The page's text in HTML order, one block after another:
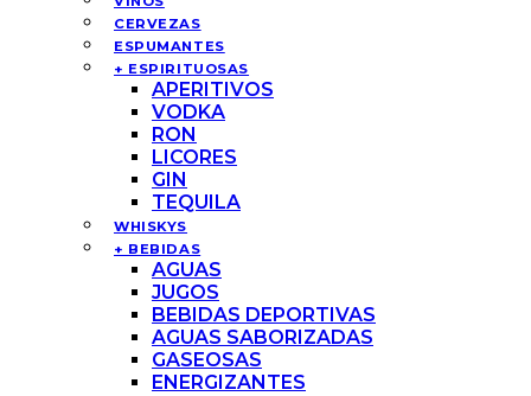
CERVEZAS
ESPUMANTES
+ ESPIRITUOSAS
APERITIVOS
VODKA
RON
LICORES
GIN
TEQUILA
WHISKYS
+ BEBIDAS
AGUAS
JUGOS
BEBIDAS DEPORTIVAS
AGUAS SABORIZADAS
GASEOSAS
ENERGIZANTES